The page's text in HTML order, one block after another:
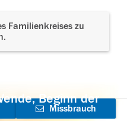
Familienkreises zu
Beginn der
Missbrauch